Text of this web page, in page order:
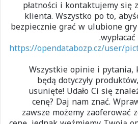
płatności i kontaktujemy się
klienta. Wszystko po to,
bezpiecznie grać w ulubione
https://opendatabozp.cz/user/
Wszystkie opinie i pytania,
będą dotyczyły
usunięte! Udało Ci się
cenę? Daj nam znać.
zawsze możemy zaoferować